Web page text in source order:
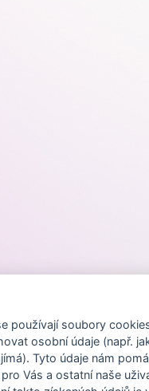
používají soubory
osobní údaje (např.
Tyto údaje nám
Vás a ostatní naše